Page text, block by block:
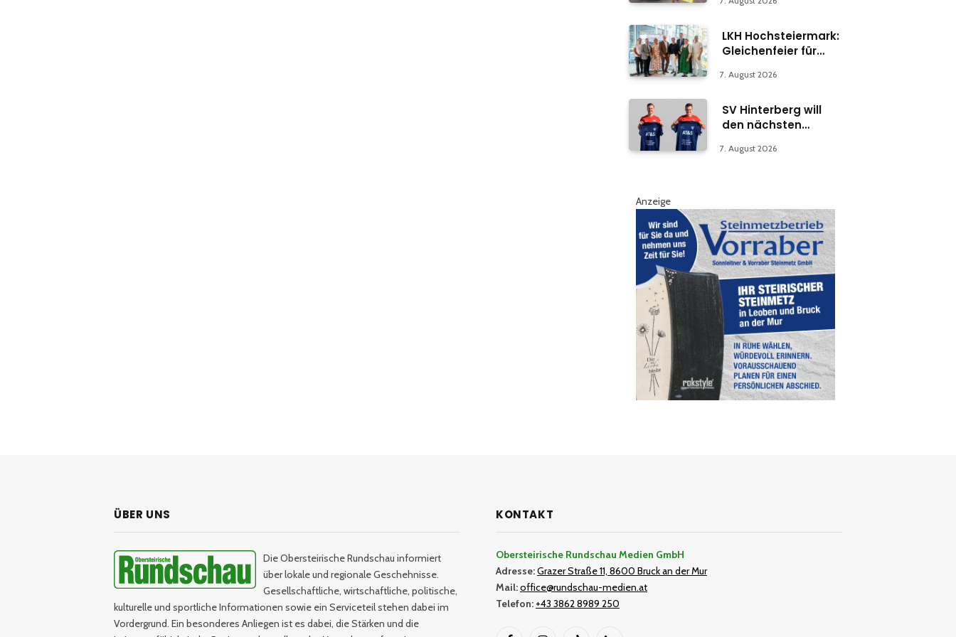
LKH Hochsteiermark:
Gleichenfeier für
Abteilung in Bruck
7. August 2026
SV Hinterberg will
den nächsten
7. August 2026
Anzeige
ÜBER UNS
Die Obersteirische Rundschau informiert
über lokale und regionale Geschehnisse.
Gesellschaftliche, wirtschaftliche, politische,
kulturelle und sportliche Informationen sowie ein Serviceteil stehen dabei im
Vordergrund. Ein besonderes Anliegen ist es dabei, die Stärken und die
KONTAKT
Obersteirische Rundschau Medien GmbH
Adresse:Grazer Straße 11, 8600 Bruck an der Mur
Mail:office@rundschau-medien.at
Telefon: +43 3862 8989 250